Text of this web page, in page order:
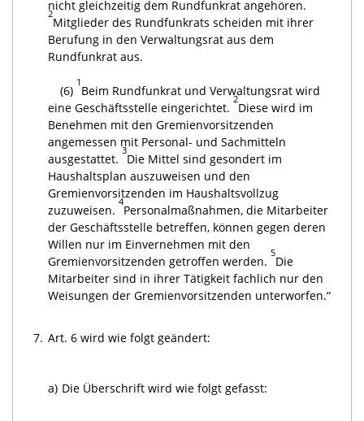
nicht gleichzeitig dem Rundfunkrat angehören.
2
Mitglieder des Rundfunkrats scheiden mit ihrer
Berufung in den Verwaltungsrat aus dem
Rundfunkrat aus.
(6)
1
Beim Rundfunkrat und Verwaltungsrat wird
eine Geschäftsstelle eingerichtet.
2
Diese wird im
Benehmen mit den Gremienvorsitzenden
angemessen mit Personal- und Sachmitteln
ausgestattet.
3
Die Mittel sind gesondert im
Haushaltsplan auszuweisen und den
Gremienvorsitzenden im Haushaltsvollzug
zuzuweisen.
4
Personalmaßnahmen, die Mitarbeiter
der Geschäftsstelle betreffen, können gegen deren
Willen nur im Einvernehmen mit den
Gremienvorsitzenden getroffen werden.
5
Die
Mitarbeiter sind in ihrer Tätigkeit fachlich nur den
Weisungen der Gremienvorsitzenden unterworfen.“
7. Art. 6 wird wie folgt geändert:
a) Die Überschrift wird wie folgt gefasst: